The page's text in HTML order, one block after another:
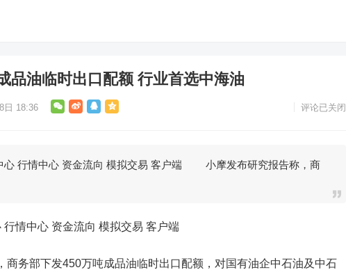
品油临时出口配额 行业首选中海油
日 18:36 评论已关闭
心 行情中心 资金流向 模拟交易 客户端 小摩发布研究报告称，商
行情中心 资金流向 模拟交易 客户端
务部下发450万吨成品油临时出口配额，对国有油企中石油及中石